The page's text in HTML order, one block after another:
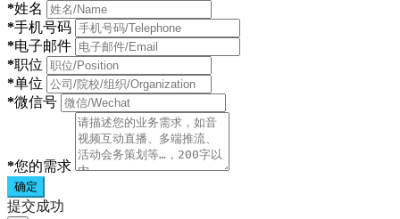
*姓名
*手机号码
*电子邮件
*职位
*单位
*微信号
*您的需求
确定
提交成功